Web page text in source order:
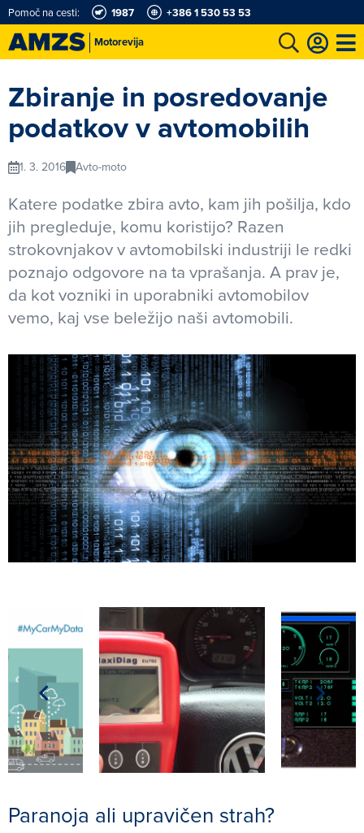
Motorevija
Pomoč na cesti: 1987 +386 1 530 53 53
Zbiranje in posredovanje
podatkov v avtomobilih
1. 3. 2016 Avto-moto
Katere podatke zbira avto, kam jih pošilja, kdo
jih pregleduje, komu koristijo? Razen
strokovnjakov v avtomobilski industriji le redki
poznajo odgovore na ta vprašanja. A prav je,
da kot vozniki in uporabniki avtomobilov
vemo, kaj vse beležijo naši avtomobili.
Paranoja ali upravičen strah?